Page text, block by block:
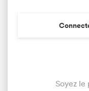
Soyez